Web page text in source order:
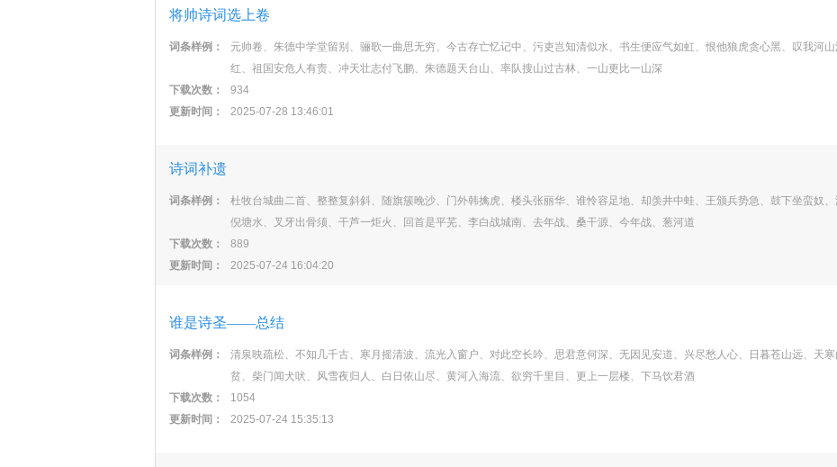
将帅诗词选上卷
词条样例：
元帅卷、朱德中学堂留别、骊歌一曲思无穷、今古存亡忆记中、污吏岂知清似水、书生便应气如虹、恨他狼虎贪心黑、叹我河山
红、祖国安危人有责、冲天壮志付飞鹏、朱德题天台山、率队搜山过古林、一山更比一山深
下载次数：
934
更新时间：
2025-07-28 13:46:01
诗词补遗
词条样例：
杜牧台城曲二首、整整复斜斜、随旗簇晚沙、门外韩擒虎、楼头张丽华、谁怜容足地、却羡井中蛙、王颁兵势急、鼓下坐蛮奴
倪塘水、叉牙出骨须、干芦一炬火、回首是平芜、李白战城南、去年战、桑干源、今年战、葱河道
下载次数：
889
更新时间：
2025-07-24 16:04:20
谁是诗圣——总结
词条样例：
清泉映疏松、不知几千古、寒月摇清波、流光入窗户、对此空长吟、思君意何深、无因见安道、兴尽愁人心、日暮苍山远、天寒
贫、柴门闻犬吠、风雪夜归人、白日依山尽、黄河入海流、欲穷千里目、更上一层楼、下马饮君酒
下载次数：
1054
更新时间：
2025-07-24 15:35:13